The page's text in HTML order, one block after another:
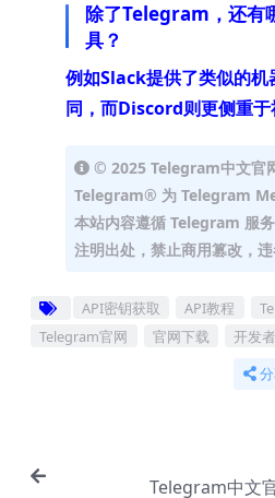
除了Telegram，还有
具？
例如Slack提供了类似的
同，而Discord则更侧重于
© 2025 Telegram中文官
Telegram® 为 Telegram
本站内容遵循 Telegram 服
注明出处，禁止商用篡改，违
API密钥获取 API教程
Telegram官网
官网下载 开发
Telegram中文